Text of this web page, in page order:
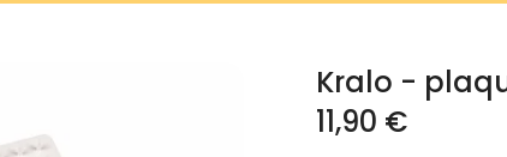
Kralo -
11,90 €